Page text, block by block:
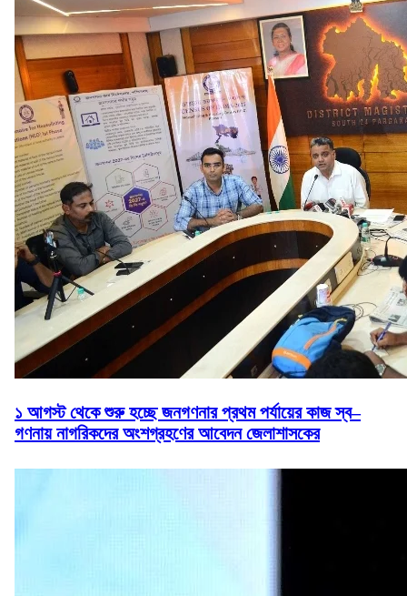
১ আগস্ট থেকে শুরু হচ্ছে জনগণনার প্রথম পর্যায়ের কাজ স্ব–
গণনায় নাগরিকদের অংশগ্রহণের আবেদন জেলাশাসকের